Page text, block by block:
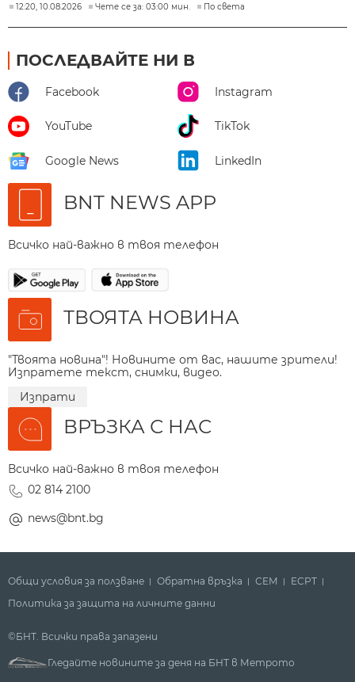
12:20, 10.08.2026 Чете се за: 03:00 мин. По света
ПОСЛЕДВАЙТЕ НИ В
Facebook Instagram
YouTube TikTok
Google News LinkedIn
BNT NEWS APP
Всичко най-важно в твоя телефон
ТВОЯТА НОВИНА
"Твоята новина"! Новините от вас, нашите зрители!
Изпратете текст, снимки, видео.
Изпрати
ВРЪЗКА С НАС
Всичко най-важно в твоя телефон
02 814 2100
news@bnt.bg
Общи условия за ползване Обратна връзка СЕМ
ECPT
Политика за защита на личните данни
©БНТ. Всички права запазени
Гледайте новините за деня на БНТ в Метрото